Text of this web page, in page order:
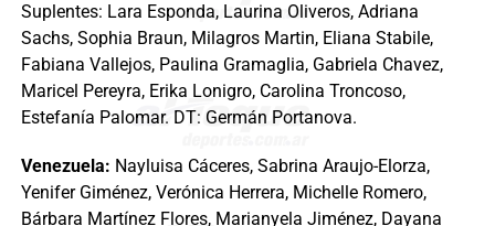
Suplentes: Lara Esponda, Laurina Oliveros, Adriana
Sachs, Sophia Braun, Milagros Martin, Eliana Stabile,
Fabiana Vallejos, Paulina Gramaglia, Gabriela Chavez,
Maricel Pereyra, Erika Lonigro, Carolina Troncoso,
Estefanía Palomar. DT: Germán Portanova.
Venezuela: Nayluisa Cáceres, Sabrina Araujo-Elorza,
Yenifer Giménez, Verónica Herrera, Michelle Romero,
Bárbara Martínez Flores, Marianyela Jiménez, Dayana